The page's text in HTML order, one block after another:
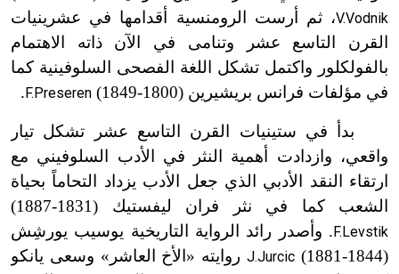
V.Vodnik، ثم أرست الرومنسية أقدامها في عشرينيات
القرن التاسع عشر وتنامى في الآن ذاته الاهتمام
بالفولكلور واكتمل تشكل اللغة الفصحى السلوفينية كما
في مؤلفات فرانس بريشيرين (1800-1849)
F.Preseren
.
بدأ في ستينيات القرن التاسع عشر تشكل تيار
واقعي، وازدادت أهمية النثر في الأدب السلوفيني مع
ارتقاء النقد الأدبي الذي جعل الأدب يزداد التحاماً بحياة
الشعب كما في نثر فران ليفستيك (1831-1887)
F.Levstik . وأصدر رائد الرواية التاريخية يوسيب يورشِش
(1844-1881)
J.Jurcicروايته «الأخ العاشر» وسعى يانكو